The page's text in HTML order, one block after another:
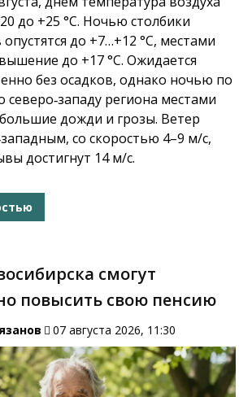
до +25 °C. Ночью столбики
до +7…+12 °C, местами
до +17 °C. Ожидается
без осадков, однако ночью по
северо‑западу региона местами
дожди и грозы. Ветер
со скоростью 4–9 м/с,
достигнут 14 м/с.
смогут
повысить свою пенсию
07 августа 2026, 11:30